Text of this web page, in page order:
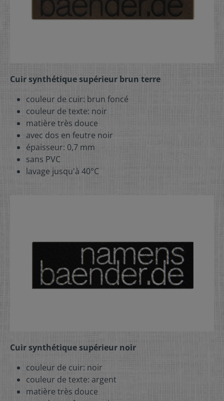
Cuir synthétique supérieur brun terre
couleur de cuir: brun foncé
couleur de texte: noir
matière très douce
avec dos en feutre noir
épaisseur: 0,7 mm
sans PVC
lavage jusqu'à 40°C
Cuir synthétique supérieur noir
couleur de cuir: noir
couleur de texte: argent
matière très douce